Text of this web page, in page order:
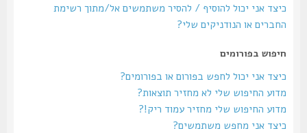
כיצד אני יכול להוסיף / להסיר משתמשים אל/מתוך רשימת
החברים או הנודניקים שלי?
חיפוש בפורומים
כיצד אני יכול לחפש בפורום או בפורומים?
מדוע החיפוש שלי לא מחזיר תוצאות?
מדוע החיפוש שלי מחזיר עמוד ריק!?
כיצד אני מחפש משתמשים?